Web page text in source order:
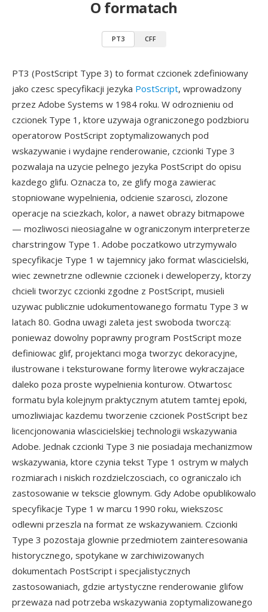
O formatach
PT3 CFF
PT3 (PostScript Type 3) to format czcionek zdefiniowany
jako czesc specyfikacji jezyka PostScript, wprowadzony
przez Adobe Systems w 1984 roku. W odroznieniu od
czcionek Type 1, ktore uzywaja ograniczonego podzbioru
operatorow PostScript zoptymalizowanych pod
wskazywanie i wydajne renderowanie, czcionki Type 3
pozwalaja na uzycie pelnego jezyka PostScript do opisu
kazdego glifu. Oznacza to, ze glify moga zawierac
stopniowane wypelnienia, odcienie szarosci, zlozone
operacje na sciezkach, kolor, a nawet obrazy bitmapowe
— mozliwosci nieosiagalne w ograniczonym interpreterze
charstringow Type 1. Adobe poczatkowo utrzymywalo
specyfikacje Type 1 w tajemnicy jako format wlascicielski,
wiec zewnetrzne odlewnie czcionek i deweloperzy, ktorzy
chcieli tworzyc czcionki zgodne z PostScript, musieli
uzywac publicznie udokumentowanego formatu Type 3 w
latach 80. Godna uwagi zaleta jest swoboda tworczą:
poniewaz dowolny poprawny program PostScript moze
definiowac glif, projektanci moga tworzyc dekoracyjne,
ilustrowane i teksturowane formy literowe wykraczajace
daleko poza proste wypelnienia konturow. Otwartosc
formatu byla kolejnym praktycznym atutem tamtej epoki,
umozliwiajac kazdemu tworzenie czcionek PostScript bez
licencjonowania wlascicielskiej technologii wskazywania
Adobe. Jednak czcionki Type 3 nie posiadaja mechanizmow
wskazywania, ktore czynia tekst Type 1 ostrym w malych
rozmiarach i niskich rozdzielczosciach, co ograniczalo ich
zastosowanie w tekscie glownym. Gdy Adobe opublikowalo
specyfikacje Type 1 w marcu 1990 roku, wiekszosc
odlewni przeszla na format ze wskazywaniem. Czcionki
Type 3 pozostaja glownie przedmiotem zainteresowania
historycznego, spotykane w zarchiwizowanych
dokumentach PostScript i specjalistycznych
zastosowaniach, gdzie artystyczne renderowanie glifow
przewaza nad potrzeba wskazywania zoptymalizowanego